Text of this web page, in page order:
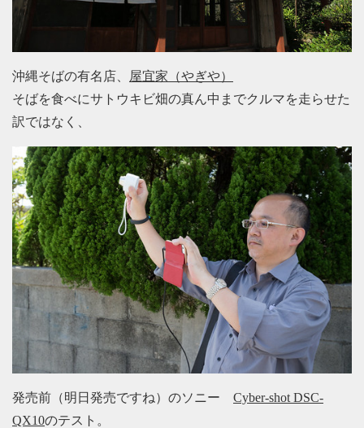
沖縄そばの有名店、
屋宜家（やぎや）
そばを食べにサトウキビ畑の真ん中までクルマを走らせた
訳ではなく、
発売前（明日発売ですね）のソニー Cyber-shot DSC-
QX10のテスト。